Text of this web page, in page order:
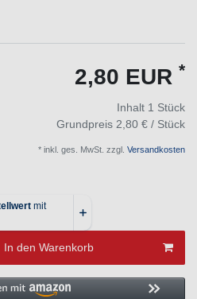
2,80 EUR *
Inhalt 1 Stück
Grundpreis 2,80 € / Stück
* inkl. ges. MwSt. zzgl. Versandkosten
In den Warenkorb